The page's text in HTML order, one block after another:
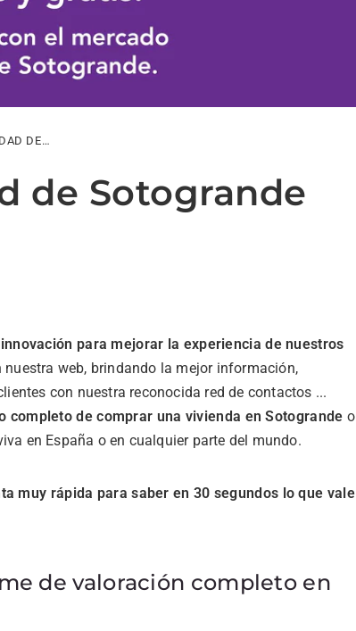
DE…
de Sotogrande
para mejorar la experiencia de nuestros
web, brindando la mejor información,
con nuestra reconocida red de contactos ...
completo de comprar una vivienda en Sotogrande o
en España o en cualquier parte del mundo.
muy rápida para saber en 30 segundos lo que vale
de valoración completo en